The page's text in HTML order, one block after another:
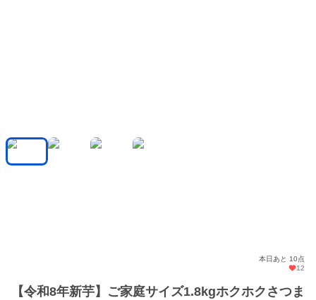
本日あと 10点
12
【令和8年新芋】ご家庭サイズ1.8kgホクホクさつま